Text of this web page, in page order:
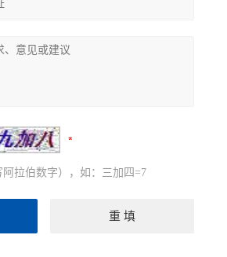
拉伯数字），如：三加四=7